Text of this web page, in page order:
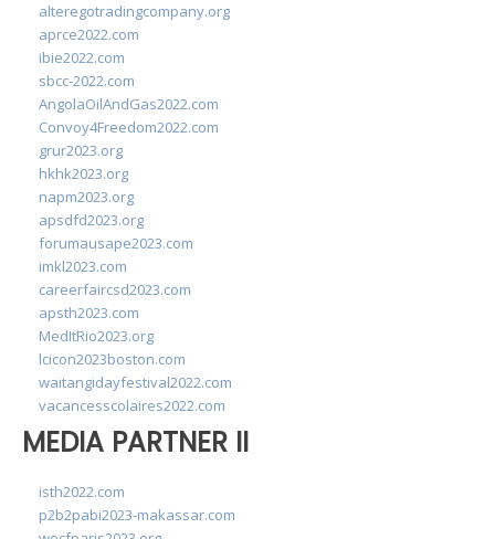
alteregotradingcompany.org
aprce2022.com
ibie2022.com
sbcc-2022.com
AngolaOilAndGas2022.com
Convoy4Freedom2022.com
grur2023.org
hkhk2023.org
napm2023.org
apsdfd2023.org
forumausape2023.com
imkl2023.com
careerfaircsd2023.com
apsth2023.com
MedItRio2023.org
lcicon2023boston.com
waitangidayfestival2022.com
vacancesscolaires2022.com
MEDIA PARTNER II
isth2022.com
p2b2pabi2023-makassar.com